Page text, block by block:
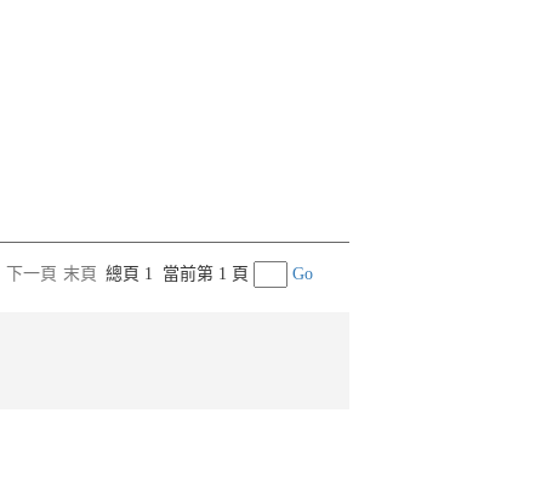
下一頁 末頁 總頁 1 當前第 1 頁 Go